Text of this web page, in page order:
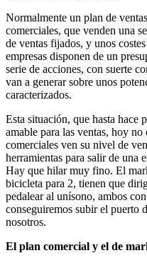
Normalmente un plan de
comerciales, que venden una
de ventas fijados, y unos
empresas disponen de un
serie de acciones, con suerte
van a generar sobre unos
caracterizados.
Esta situación, que hasta hace
amable para las ventas, hoy
comerciales ven su nivel de
herramientas para salir de una
Hay que hilar muy fino. El
bicicleta para 2, tienen que
pedalear al unísono, ambos
conseguiremos subir el puerto
nosotros.
El plan comercial y el de